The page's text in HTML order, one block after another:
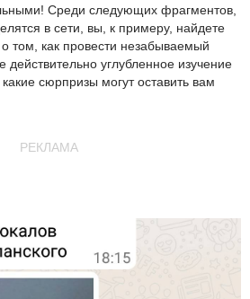
Среди следующих фрагментов,
в сети, вы, к примеру, найдете
том, как провести незабываемый
действительно углубленное изучение
сюрпризы могут оставить вам
РЕКЛАМА